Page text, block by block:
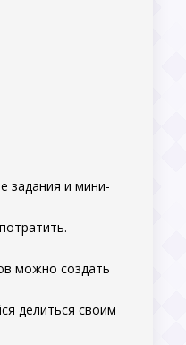
задания и мини-
можно создать
делиться своим